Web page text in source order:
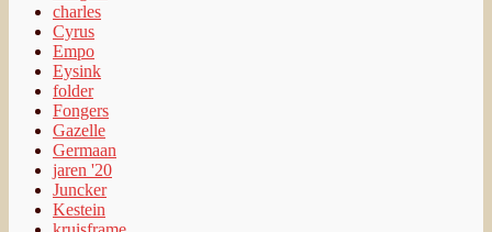
charles
Cyrus
Empo
Eysink
folder
Fongers
Gazelle
Germaan
jaren '20
Juncker
Kestein